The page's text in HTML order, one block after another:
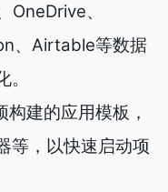
、
、Airtable等数据
建的应用模板，
等，以快速启动项